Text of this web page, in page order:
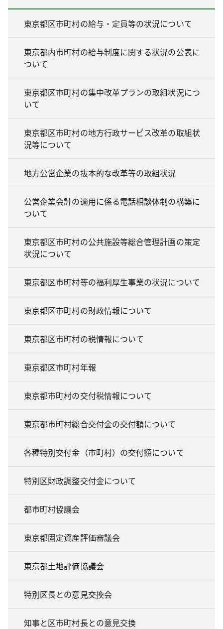
東京都区市町村の給与・定員等の状況について
東京都内市町村の給与制度に関する状況の公表に
ついて
東京都区市町村の集中改革プランの取組状況につ
いて
東京都区市町村の地方行政サービス改革の取組状
況等について
地方公営企業の抜本的な改革等の取組状況
公営企業会計の適用に係る電話相談体制の構築に
ついて
東京都区市町村の公共施設等総合管理計画の策定
状況について
東京都区市町村等の福利厚生事業の状況について
東京都区市町村の財政情報について
東京都区市町村の税情報について
東京都区市町村年報
東京都市町村の交付税情報について
東京都市町村総合交付金の交付額について
各種特別交付金（市町村）の交付額について
特別区財政調整交付金について
都市町村協議会
東京都固定資産評価審議会
東京都土地評価協議会
特別区長との意見交換会
知事と区市町村長との意見交換